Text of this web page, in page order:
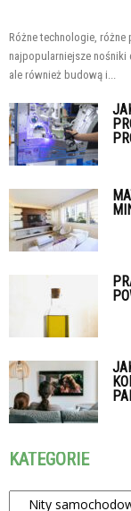
Różne technologie, różne
najpopularniejsze nośniki
ale również budową i...
KATEGORIE
Kategorie